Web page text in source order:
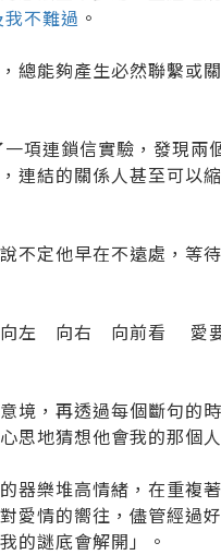
不難過 。
，總能夠產生必然聯
連鎖信實驗，發現兩
連結的關係人甚至可以
不定他早在不遠處，等
左 向右 向前看 愛要
境，再透過每個斷句的
思地猜想他會我的那個
器樂堆高情緒，在重複
愛情的嚮往，儘管經過
的謎底會解開」。